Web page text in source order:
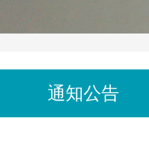
通知公告